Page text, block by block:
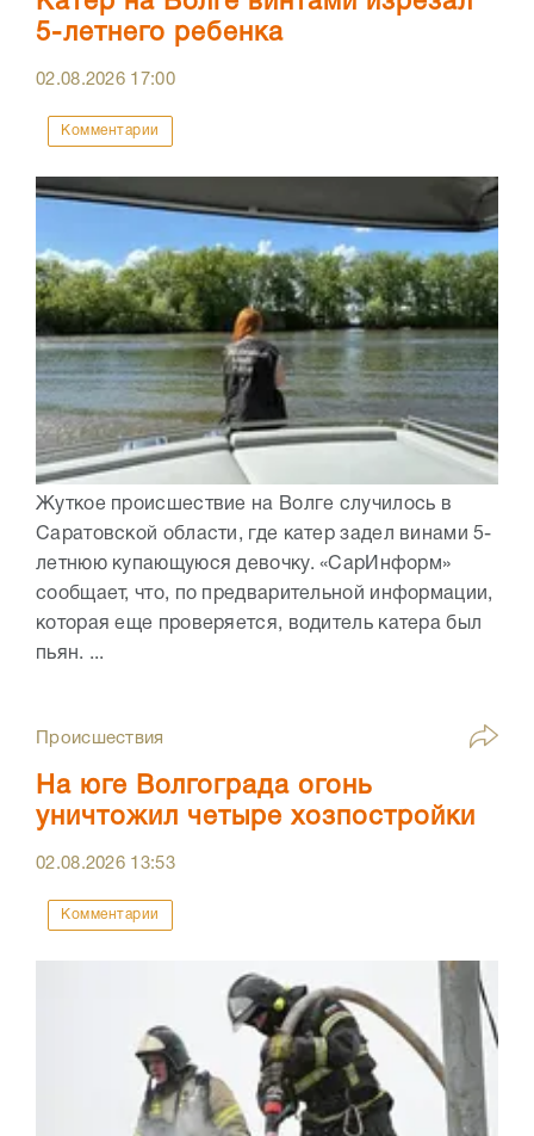
5-летнего ребенка
02.08.2026 17:00
Комментарии
Жуткое происшествие на Волге случилось в
Саратовской области, где катер задел винами 5-
летнюю купающуюся девочку. «СарИнформ»
сообщает, что, по предварительной информации,
которая еще проверяется, водитель катера был
пьян. ...
Происшествия
На юге Волгограда огонь
уничтожил четыре хозпостройки
02.08.2026 13:53
Комментарии